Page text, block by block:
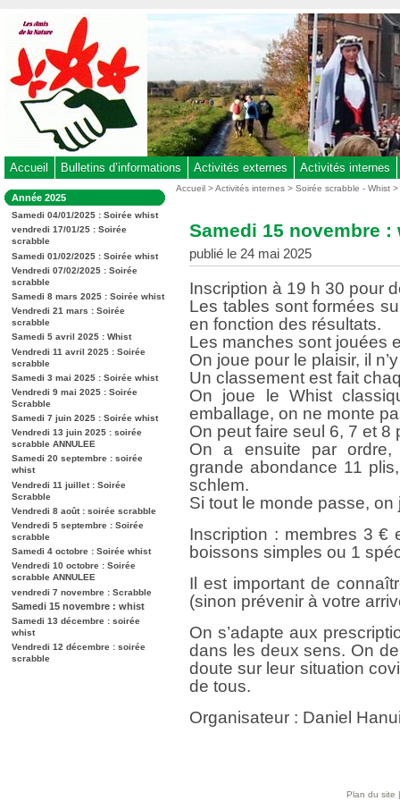
au
contenu
-
Aller
au
menu
-
à
la
recherche
Accueil Bulletins d’informations Activités externes Activités internes
Dans
la
rubrique
:
Année 2025
Samedi 04/01/2025 : Soirée whist
vendredi 17/01/25 : Soirée
scrabble
Samedi 01/02/2025 : Soirée whist
Vendredi 07/02/2025 : Soirée
scrabble
Samedi 8 mars 2025 : Soirée whist
Vendredi 21 mars : Soirée
scrabble
Samedi 5 avril 2025 : Whist
Vendredi 11 avril 2025 : Soirée
scrabble
Samedi 3 mai 2025 : Soirée whist
Vendredi 9 mai 2025 : Soirée
Scrabble
Samedi 7 juin 2025 : Soirée whist
Vendredi 13 juin 2025 : soirée
scrabble ANNULEE
Samedi 20 septembre : soirée
whist
Vendredi 11 juillet : Soirée
Scrabble
Vendredi 8 août : soirée scrabble
Vendredi 5 septembre : Soirée
scrabble
Samedi 4 octobre : Soirée whist
Vendredi 10 octobre : Soirée
scrabble ANNULEE
vendredi 7 novembre : Scrabble
Samedi 15 novembre : whist
Samedi 13 décembre : soirée
whist
Vendredi 12 décembre : soirée
scrabble
Vous
Accueil >Activités internes >Soirée scrabble - Whist >
Samedi 15 novembre :
publié le 24 mai 2025
Inscription à 19 h 30 pour
Les tables sont formées
en fonction des résultats.
Les manches sont jouées
On joue pour le plaisir, il
Un classement est fait
On joue le Whist
emballage, on ne monte
On peut faire seul 6, 7 et 8
On a ensuite par ordre,
grande abondance 11
schlem.
Si tout le monde passe,
Inscription : membres 3 €
boissons simples ou 1
Il est important de
(sinon prévenir à votre
On s’adapte aux
dans les deux sens. On
doute sur leur situation
de tous.
Organisateur : Daniel
Plan du site